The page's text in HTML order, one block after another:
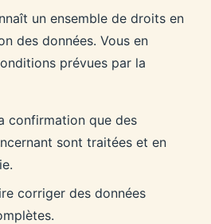
un ensemble de droits en
des données. Vous en
prévues par la
confirmation que des
sont traitées et en
corriger des données